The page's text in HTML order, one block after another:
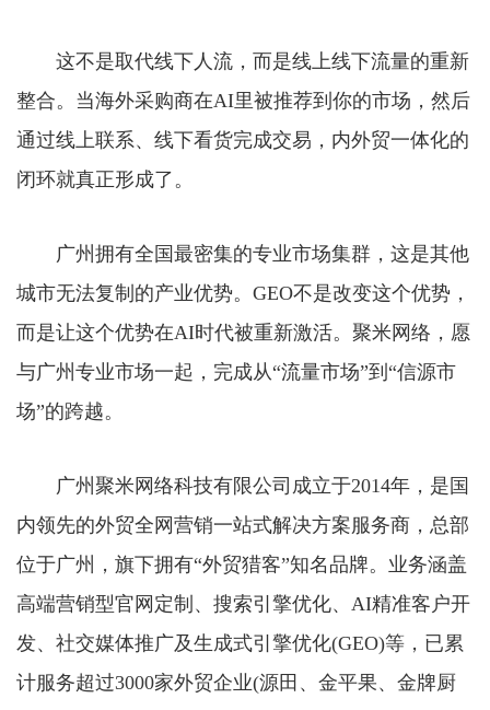
这不是取代线下人流，而是线上线下流量的重新
整合。当海外采购商在AI里被推荐到你的市场，然后
通过线上联系、线下看货完成交易，内外贸一体化的
闭环就真正形成了。
广州拥有全国最密集的专业市场集群，这是其他
城市无法复制的产业优势。GEO不是改变这个优势，
而是让这个优势在AI时代被重新激活。聚米网络，愿
与广州专业市场一起，完成从“流量市场”到“信源市
场”的跨越。
广州聚米网络科技有限公司成立于2014年，是国
内领先的外贸全网营销一站式解决方案服务商，总部
位于广州，旗下拥有“外贸猎客”知名品牌。业务涵盖
高端营销型官网定制、搜索引擎优化、AI精准客户开
发、社交媒体推广及生成式引擎优化(GEO)等，已累
计服务超过3000家外贸企业(源田、金平果、金牌厨